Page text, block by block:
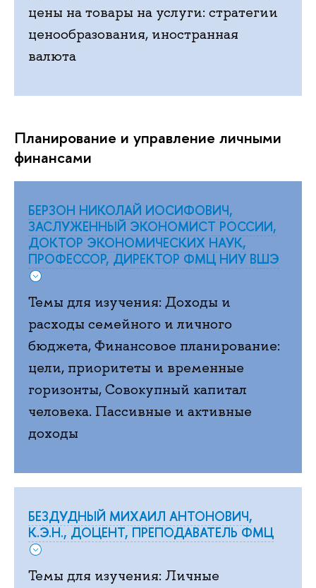
цены на товары на услуги: стратегии
ценообразования, иностранная
валюта
Планирование и управление личными
финансами
БЕРЗОН НИКОЛАЙ ИОСИФОВИЧ,
ЗАСЛУЖЕННЫЙ ЭКОНОМИСТ РОССИИ,
ДОКТОР ЭКОНОМИЧЕСКИХ НАУК,
ПРОФЕССОР, ДИРЕКТОР ФМЦ НИУ ВШЭ
Темы для изучения: Доходы и
расходы семейного и личного
бюджета, Финансовое планирование:
цели, приоритеты и временные
горизонты, Совокупный капитал
человека. Пассивные и активные
доходы
БЕЗДУДНЫЙ МИХАИЛ АНТОНОВИЧ,
К.Э.Н., ДОЦЕНТ, ПРЕПОДАВАТЕЛЬ ФМЦ
Темы для изучения: Личные